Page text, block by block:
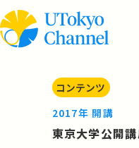
コンテンツ
2017年 開講
東京大学公開講